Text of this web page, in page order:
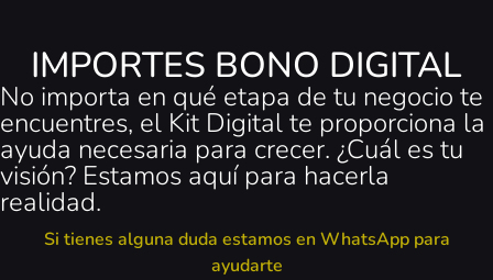
IMPORTES BONO DIGITAL
No importa en qué etapa de tu negocio te
encuentres, el Kit Digital te proporciona la
ayuda necesaria para crecer. ¿Cuál es tu
visión? Estamos aquí para hacerla
realidad.
Si tienes alguna duda estamos en WhatsApp para
ayudarte